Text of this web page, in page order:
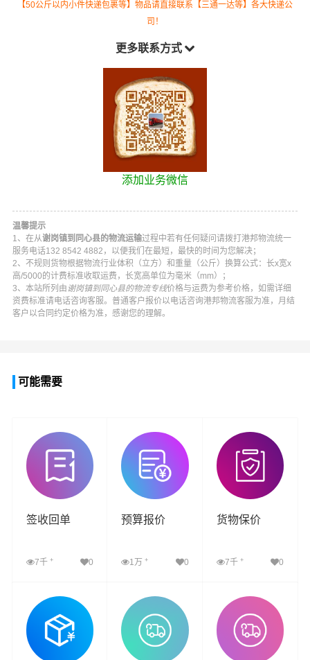
【50公斤以内小件快递包裹等】物品请直接联系【三通一达等】各大快递公
司！
更多联系方式
添加业务微信
温馨提示
1、在从谢岗镇到同心县的物流运输过程中若有任何疑问请拨打 港邦物流统一
服务电话132 8542 4882 ，以便我们在最短，最快的时间为您解决；
2、不规则货物根据物流行业体积（立方）和重量（公斤）换算公式：长x宽x
高/5000的计费标准收取运费，长宽高单位为毫米（mm）；
3、本站所列由 谢岗镇到同心县的物流专线价格与运费为参考价格，如需详细
资费标准请电话咨询客服。普通客户报价以电话咨询港邦物流客服为准，月结
客户以合同约定价格为准，感谢您的理解。
可能需要
签收回单
7千 + 0
查看详细
预算报价
1万+ 0
查看详细
货物保价
7千 + 0
查看详细